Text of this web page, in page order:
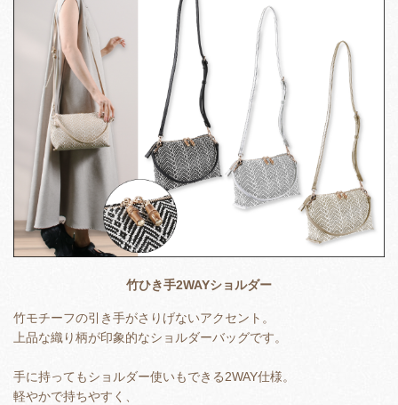
竹ひき手2WAYショルダー
竹モチーフの引き手がさりげないアクセント。
上品な織り柄が印象的なショルダーバッグです。
手に持ってもショルダー使いもできる2WAY仕様。
軽やかで持ちやすく、